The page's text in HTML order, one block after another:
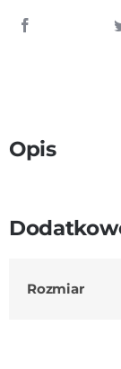
Opis
Rozmiar